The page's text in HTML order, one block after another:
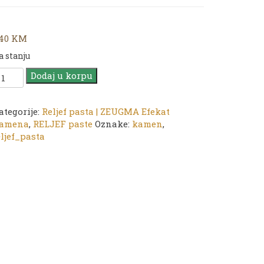
KM
stanju
Dodaj u korpu
Reljef pasta | ZEUGMA Efekat
, RELJEF paste Oznake: kamen,